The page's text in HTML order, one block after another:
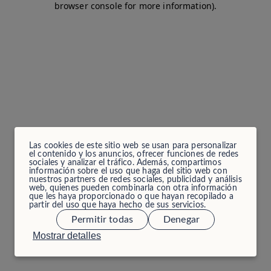
Las cookies de este sitio web se usan para personalizar
el contenido y los anuncios, ofrecer funciones de redes
sociales y analizar el tráfico. Además, compartimos
información sobre el uso que haga del sitio web con
nuestros partners de redes sociales, publicidad y análisis
web, quienes pueden combinarla con otra información
que les haya proporcionado o que hayan recopilado a
partir del uso que haya hecho de sus servicios.
Mostrar detalles
Permitir todas Denegar
browser console for more information).